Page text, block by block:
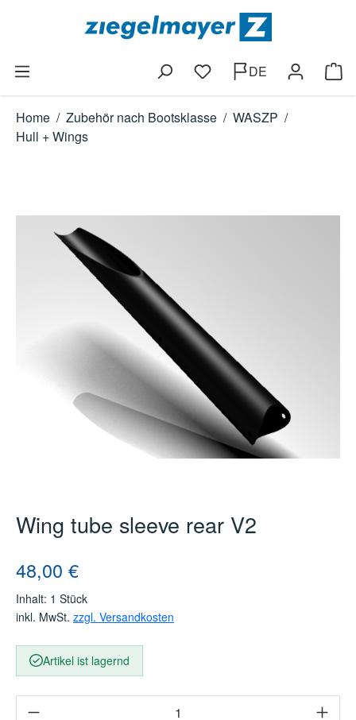
Zum Hauptinhalt springen
Du hast 0 Produkte auf
DE
Home / Zubehör nach Bootsklasse / WASZP /
Hull + Wings
Wing tube sleeve rear V2
Regulärer Preis:
48,00 €
Inhalt: 1 Stück
inkl. MwSt. zzgl. Versandkosten
Artikel ist lagernd
Produkt Anzahl: Gib den gewünschten